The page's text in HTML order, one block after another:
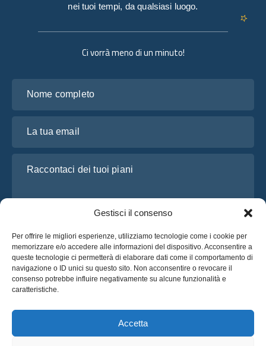
Gestisci il consenso
Per offrire le migliori esperienze, utilizziamo tecnologie come i cookie per
memorizzare e/o accedere alle informazioni del dispositivo. Acconsentire a
queste tecnologie ci permetterà di elaborare dati come il comportamento di
navigazione o ID unici su questo sito. Non acconsentire o revocare il
consenso potrebbe influire negativamente su alcune funzionalità e
caratteristiche.
Accetta
Ci vorrà meno di un minuto!
Ho letto e accetto l’Informativa sulla privacydi OsaBus
Richiedi un preventivo
Richiedi un preventivo
nei tuoi tempi, da qualsiasi luogo.